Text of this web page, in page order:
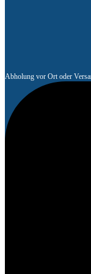
Abholung vor Ort oder